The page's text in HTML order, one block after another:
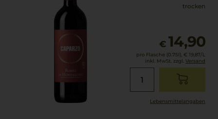
trocken
€ 14,90
pro Flasche (0.75l), € 19,87/L
inkl. MwSt. zzgl. Versand
Lebensmittel­angaben